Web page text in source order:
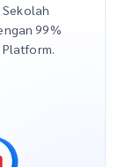
99%
Platform.